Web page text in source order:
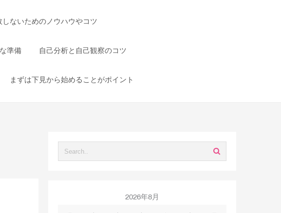
しないためのノウハウやコツ
準備 自己分析と自己観察のコツ
まずは下見から始めることがポイント
2026年8月